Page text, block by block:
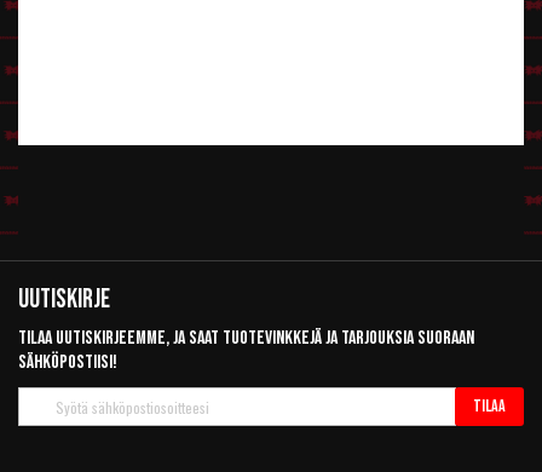
Uutiskirje
Tilaa uutiskirjeemme, ja saat tuotevinkkejä ja tarjouksia suoraan
sähköpostiisi!
uutiskirje
Tilaa